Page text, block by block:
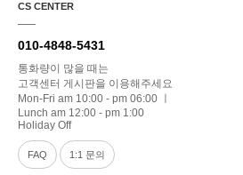
CS CENTER
010-4848-5431
통화량이 많을 때는
고객센터 게시판을 이용해주세요
Mon-Fri am 10:00 - pm 06:00 ㅣ
Lunch am 12:00 - pm 1:00
Holiday Off
FAQ 1:1 문의